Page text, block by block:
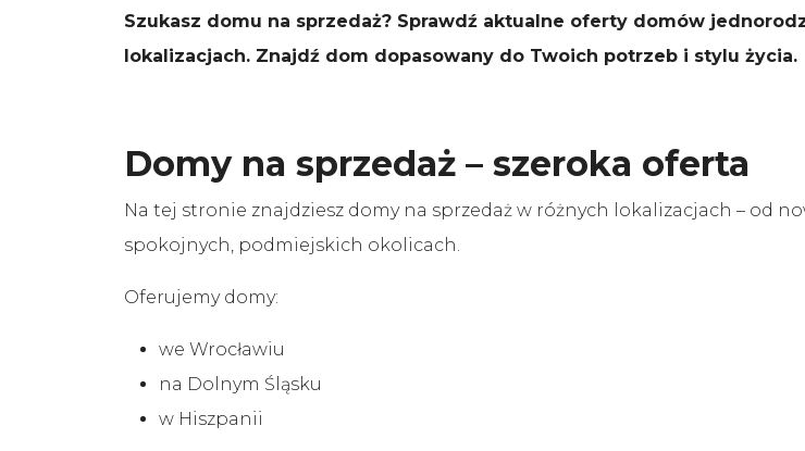
Szukasz domu na sprzedaż? Sprawdź aktualne oferty domów
lokalizacjach. Znajdź dom dopasowany do Twoich potrzeb i stylu życia.
Domy na sprzedaż – szeroka oferta
Na tej stronie znajdziesz domy na sprzedaż w różnych lokalizacjach – od
spokojnych, podmiejskich okolicach.
Oferujemy domy:
we Wrocławiu
na Dolnym Śląsku
w Hiszpanii